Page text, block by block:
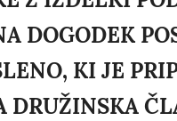
DOGODEK
KI JE
DRUŽINSKA